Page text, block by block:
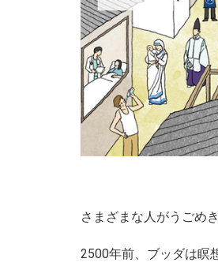
さまざまな人がうごめ
2500年前、ブッダは瞑